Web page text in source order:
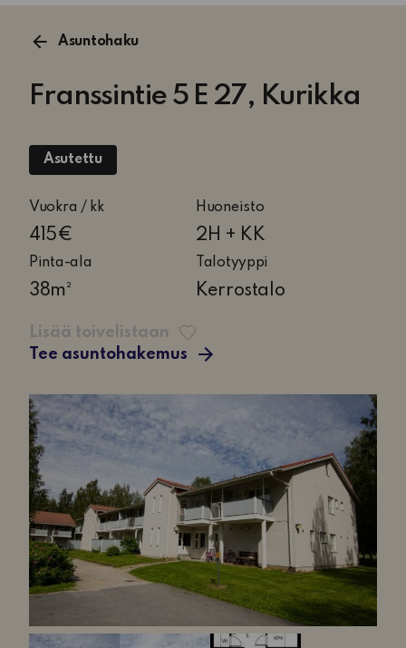
Asuntohaku
Franssintie 5 E 27, Kurikka
Asutettu
Vuokra / kk
415€
Huoneisto
2H + KK
2
huonetta
keittokomero
Pinta-ala
38m²
Talotyyppi
Kerrostalo
Lisää toivelistaan
Tee asuntohakemus